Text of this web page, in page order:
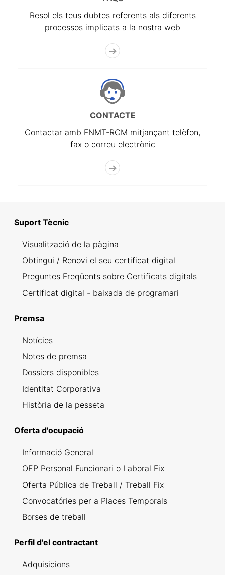
Resol els teus dubtes referents als diferents
processos implicats a la nostra web
CONTACTE
Contactar amb FNMT-RCM mitjançant telèfon,
fax o correu electrònic
Suport Tècnic
Visualització de la pàgina
Obtingui / Renovi el seu certificat digital
Preguntes Freqüents sobre Certificats digitals
Certificat digital - baixada de programari
Premsa
Notícies
Notes de premsa
Dossiers disponibles
Identitat Corporativa
Història de la pesseta
Oferta d'ocupació
Informació General
OEP Personal Funcionari o Laboral Fix
Oferta Pública de Treball / Treball Fix
Convocatóries per a Places Temporals
Borses de treball
Perfil d'el contractant
Adquisicions